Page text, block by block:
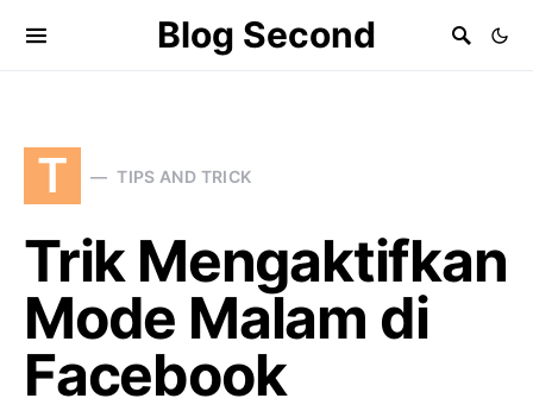
Blog Second
T TIPS AND TRICK
Trik Mengaktifkan
Mode Malam di
Facebook